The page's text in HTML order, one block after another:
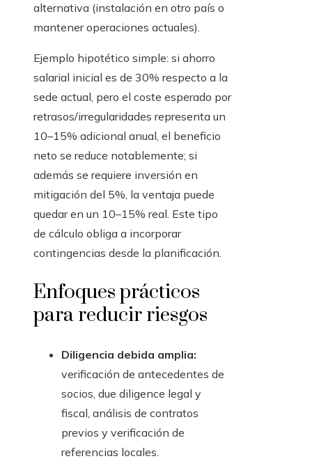
alternativa (instalación en otro país o
mantener operaciones actuales).
Ejemplo hipotético simple: si ahorro
salarial inicial es de 30% respecto a la
sede actual, pero el coste esperado por
retrasos/irregularidades representa un
10–15% adicional anual, el beneficio
neto se reduce notablemente; si
además se requiere inversión en
mitigación del 5%, la ventaja puede
quedar en un 10–15% real. Este tipo
de cálculo obliga a incorporar
contingencias desde la planificación.
Enfoques prácticos
para reducir riesgos
Diligencia debida amplia:
verificación de antecedentes de
socios, due diligence legal y
fiscal, análisis de contratos
previos y verificación de
referencias locales.